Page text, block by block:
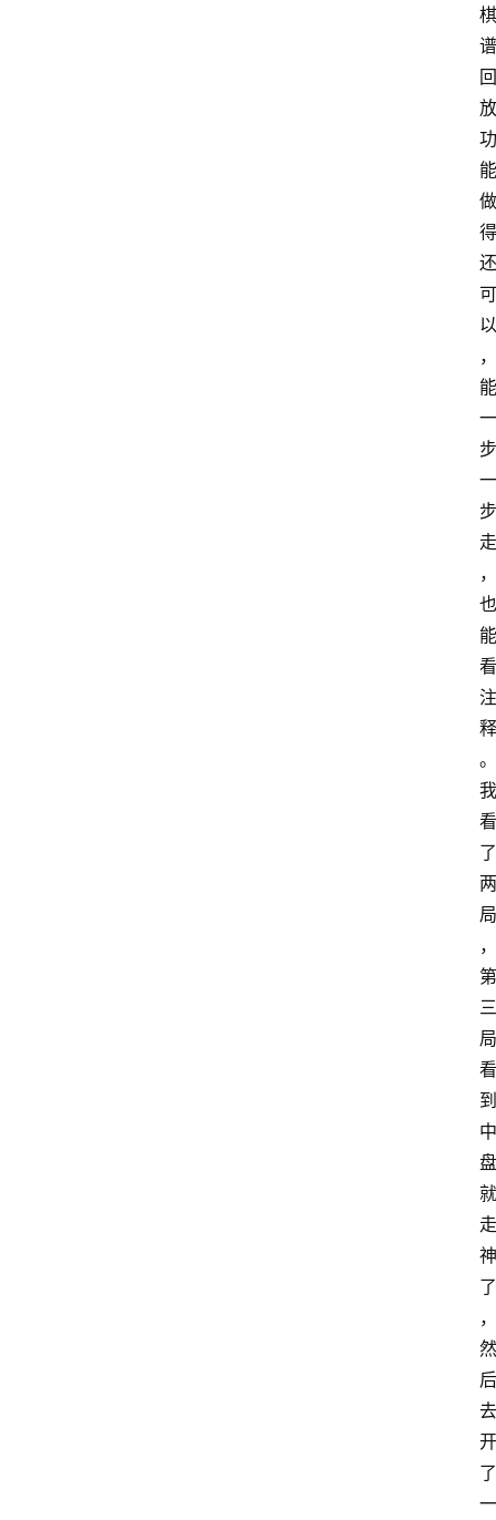
棋
谱
回
放
功
能
做
得
还
可
以
，
能
一
步
一
步
走
，
也
能
看
注
释
。
我
看
了
两
局
，
第
三
局
看
到
中
盘
就
走
神
了
，
然
后
去
开
了
一